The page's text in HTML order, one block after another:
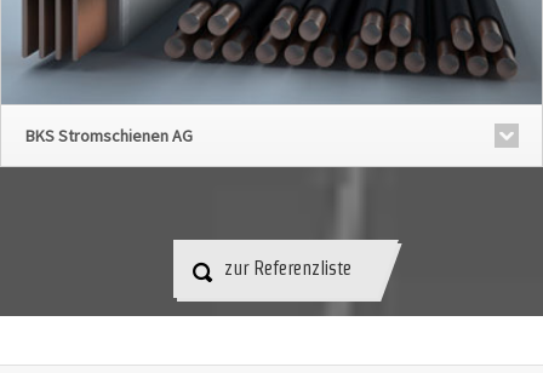
BKS Stromschienen AG
zur Referenzliste